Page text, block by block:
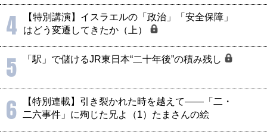
4
【特別講演】イスラエルの「政治」「安全保障」
はどう変遷してきたか（上）
5 「駅」で儲けるJR東日本“二十年後”の積み残し
6
【特別連載】引き裂かれた時を越えて――「二・
二六事件」に殉じた兄よ（1）たまさんの絵